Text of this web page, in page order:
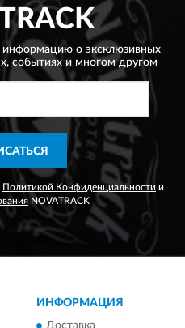
о эксклюзивных
событиях и многом другом
Политикой Конфиденциальности и
NOVATRACK
ИНФОРМАЦИЯ